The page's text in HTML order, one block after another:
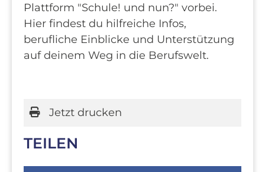
Plattform "Schule! und nun?" vorbei.
Hier findest du hilfreiche Infos,
berufliche Einblicke und Unterstützung
auf deinem Weg in die Berufswelt.
Jetzt drucken
TEILEN